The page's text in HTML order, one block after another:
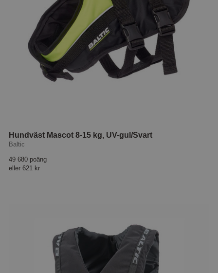
Hundväst Mascot 8-15 kg, UV-gul/Svart
Baltic
49 680 poäng
eller 621 kr